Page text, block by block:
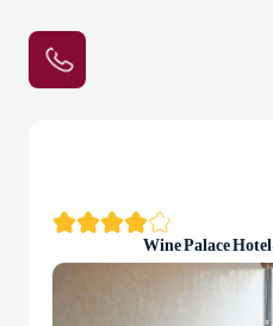
Wine Palace Hotel